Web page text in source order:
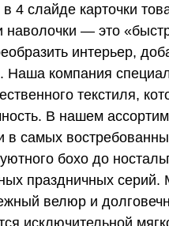
4 слайде карточки
наволочки — это
интерьер,
Наша компания
текстиля,
В нашем
в самых
бохо до
праздничных
велюр и
исключительной